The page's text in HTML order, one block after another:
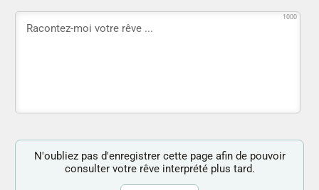
1000
N'oubliez pas d'enregistrer cette page afin de pouvoir
consulter votre rêve interprété plus tard.